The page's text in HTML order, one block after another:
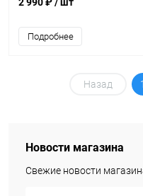
Подробнее
Назад 1
Новости магазина
Свежие новости